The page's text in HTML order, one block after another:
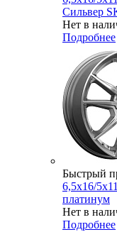
Сильвер
Нет в
Подробнее
Быстрый
6,5x16/
платинум
Нет в
Подробнее